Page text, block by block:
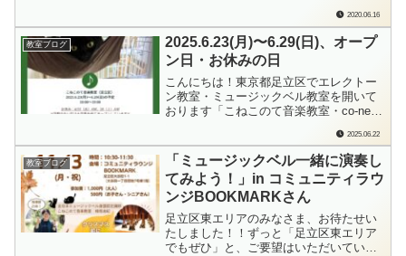
す。Yちゃんは盲学校に通う生徒さん。
少し見えるので、楽譜を読むレッスンも
しています。ポケモン大好きなYちゃん
「来週まで、これ、練習しておいて...
2020.06.16
教室ブログ
2025.6.23(月)〜6.29(日)、オープ
ン日・お休みの日
こんにちは！東京都足立区でエレクトー
ン教室・ミュージックベル教室を開いて
おります「こねこのて音楽教室・co-neko
毎週日曜日に、来週の教室オープン日、
おやすみの日をお知らせしております。
各ブログランキングに参加しています。
もしよろしかったら…ポチっと応援よろ
しく...
2025.06.22
教室ブログ
「ミュージックベル一緒に演奏し
てみよう！」in コミュニティラウ
ンジBOOKMARKさん
足立区東エリアのみなさま、お待たせい
たしました！！ずっと「足立区東エリア
でもぜひ」と、ご要望はいただいていた